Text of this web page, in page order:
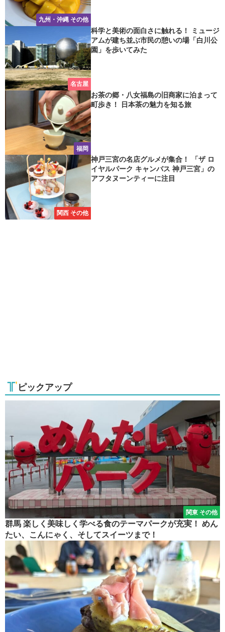
九州・沖縄 その他
名古屋
科学と美術の面白さに触れる！ ミュージ
アムが建ち並ぶ市民の憩いの場「白川公
園」を歩いてみた
福岡
お茶の郷・八女福島の旧商家に泊まって
町歩き！ 日本茶の魅力を知る旅
関西 その他
神戸三宮の名店グルメが集合！ 「ザ ロ
イヤルパーク キャンバス 神戸三宮」の
アフタヌーンティーに注目
ピックアップ
関東 その他
群馬 楽しく美味しく学べる食のテーマパークが充実！ めん
たい、こんにゃく、そしてスイーツまで！